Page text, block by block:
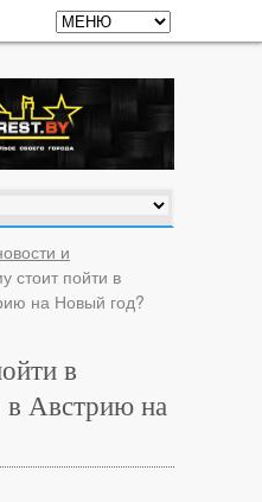
и
стоит пойти в
на Новый год?
в
в Австрию на